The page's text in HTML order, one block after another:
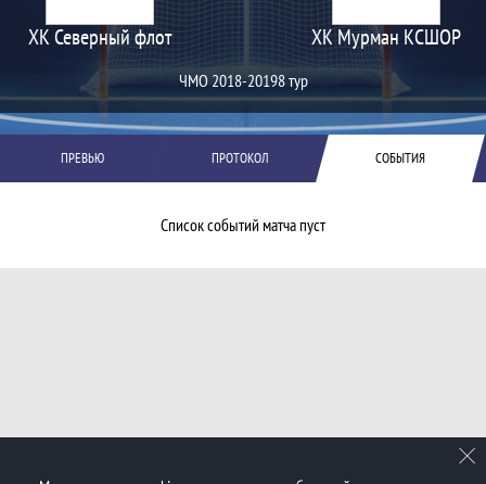
ХК Северный флот ХК Мурман КСШОР
ЧМО 2018-20198 тур
ПРЕВЬЮ ПРОТОКОЛ СОБЫТИЯ
Список событий матча пуст